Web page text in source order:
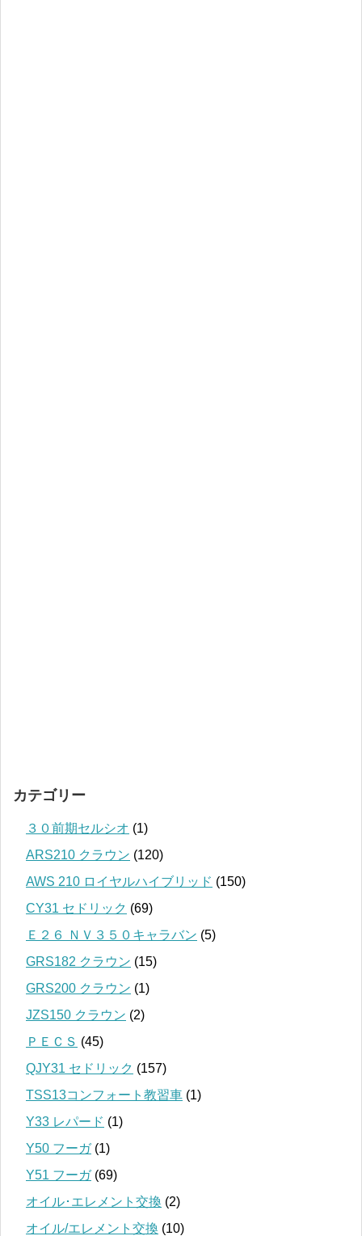
カテゴリー
３０前期セルシオ (1)
ARS210 クラウン (120)
AWS 210 ロイヤルハイブリッド (150)
CY31 セドリック (69)
Ｅ２６ ＮＶ３５０キャラバン (5)
GRS182 クラウン (15)
GRS200 クラウン (1)
JZS150 クラウン (2)
ＰＥＣＳ (45)
QJY31 セドリック (157)
TSS13コンフォート教習車 (1)
Y33 レパード (1)
Y50 フーガ(1)
Y51 フーガ(69)
オイル･エレメント交換 (2)
オイル/エレメント交換 (10)